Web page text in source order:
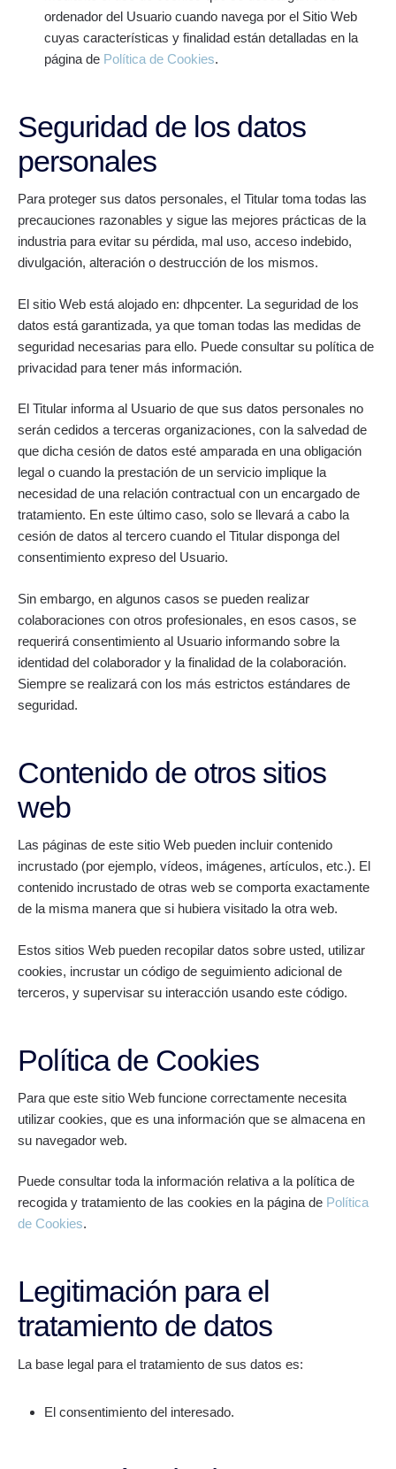
ordenador del Usuario cuando navega por el Sitio Web
cuyas características y finalidad están detalladas en la
página de Política de Cookies.
Seguridad de los datos
personales
Para proteger sus datos personales, el Titular toma todas las
precauciones razonables y sigue las mejores prácticas de la
industria para evitar su pérdida, mal uso, acceso indebido,
divulgación, alteración o destrucción de los mismos.
El sitio Web está alojado en: dhpcenter. La seguridad de los
datos está garantizada, ya que toman todas las medidas de
seguridad necesarias para ello. Puede consultar su política de
privacidad para tener más información.
El Titular informa al Usuario de que sus datos personales no
serán cedidos a terceras organizaciones, con la salvedad de
que dicha cesión de datos esté amparada en una obligación
legal o cuando la prestación de un servicio implique la
necesidad de una relación contractual con un encargado de
tratamiento. En este último caso, solo se llevará a cabo la
cesión de datos al tercero cuando el Titular disponga del
consentimiento expreso del Usuario.
Sin embargo, en algunos casos se pueden realizar
colaboraciones con otros profesionales, en esos casos, se
requerirá consentimiento al Usuario informando sobre la
identidad del colaborador y la finalidad de la colaboración.
Siempre se realizará con los más estrictos estándares de
seguridad.
Contenido de otros sitios
web
Las páginas de este sitio Web pueden incluir contenido
incrustado (por ejemplo, vídeos, imágenes, artículos, etc.). El
contenido incrustado de otras web se comporta exactamente
de la misma manera que si hubiera visitado la otra web.
Estos sitios Web pueden recopilar datos sobre usted, utilizar
cookies, incrustar un código de seguimiento adicional de
terceros, y supervisar su interacción usando este código.
Política de Cookies
Para que este sitio Web funcione correctamente necesita
utilizar cookies, que es una información que se almacena en
su navegador web.
Puede consultar toda la información relativa a la política de
recogida y tratamiento de las cookies en la página de Política
de Cookies.
Legitimación para el
tratamiento de datos
La base legal para el tratamiento de sus datos es:
El consentimiento del interesado.